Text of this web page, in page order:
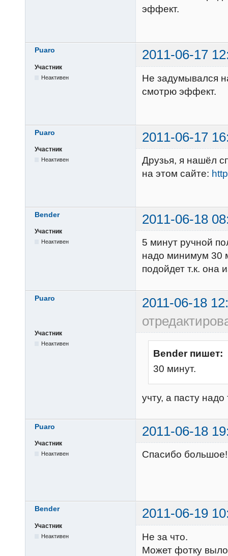
эффект.
Puaro 2011-06-17
Участник
Неактивен
Не задумывался
смотрю эффект.
Puaro 2011-06-17
Участник
Неактивен
Друзья, я нашёл
на этом сайте:
Bender 2011-06-18
Участник
Неактивен
5 минут ручной
надо минимум 30
подойдет т.к. она
Puaro
2011-06-18
Участник
Неактивен
Bender пишет:
30 минут.
учту, а пасту
Puaro 2011-06-18
Участник
Неактивен Спасибо
Bender 2011-06-19
Участник
Неактивен
Не за что.
Может фотку